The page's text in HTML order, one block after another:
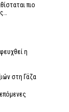
πιο
η
στη Γάζα